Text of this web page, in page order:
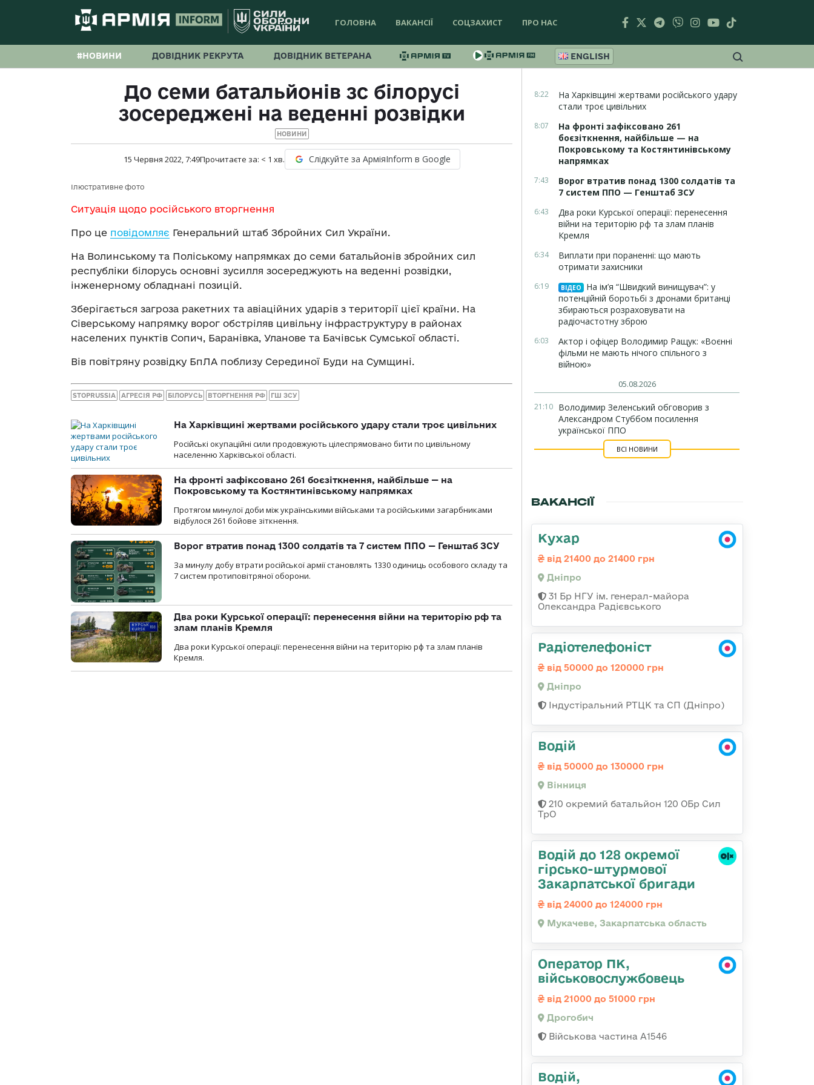
ГОЛОВНА ВАКАНСІЇ СОЦЗАХИСТ ПРО НАС
#НОВИНИ ДОВІДНИК РЕКРУТА ДОВІДНИК ВЕТЕРАНА ENGLISH
До семи батальйонів зс білорусі
зосереджені на веденні розвідки
НОВИНИ
15 Червня 2022, 7:49Прочитаєте за: < 1 хв. Слідкуйте за АрміяInform в Google
Ілюстративне фото
Ситуація щодо російського вторгнення
Про це повідомляє Генеральний штаб Збройних Сил України.
На Волинському та Поліському напрямках до семи батальйонів збройних сил
республіки білорусь основні зусилля зосереджують на веденні розвідки,
інженерному обладнані позицій.
Зберігається загроза ракетних та авіаційних ударів з території цієї країни. На
Сіверському напрямку ворог обстріляв цивільну інфраструктуру в районах
населених пунктів Сопич, Баранівка, Уланове та Бачівськ Сумської області.
Вів повітряну розвідку БпЛА поблизу Серединої Буди на Сумщині.
STOPRUSSIA АГРЕСІЯ РФ БІЛОРУСЬ ВТОРГНЕННЯ РФ ГШ ЗСУ
На Харківщині жертвами російського удару стали троє цивільних
Російські окупаційні сили продовжують цілеспрямовано бити по цивільному
населенню Харківської області.
На фронті зафіксовано 261 боєзіткнення, найбільше — на
Покровському та Костянтинівському напрямках
Протягом минулої доби між українськими військами та російськими загарбниками
відбулося 261 бойове зіткнення.
Ворог втратив понад 1300 солдатів та 7 систем ППО — Генштаб ЗСУ
За минулу добу втрати російської армії становлять 1330 одиниць особового складу та
7 систем протиповітряної оборони.
Два роки Курської операції: перенесення війни на територію рф та
злам планів Кремля
Два роки Курської операції: перенесення війни на територію рф та злам планів
Кремля.
8:22
На Харківщині жертвами російського удару
стали троє цивільних
8:07
На фронті зафіксовано 261
боєзіткнення, найбільше — на
Покровському та Костянтинівському
напрямках
7:43
Ворог втратив понад 1300 солдатів та
7 систем ППО — Генштаб ЗСУ
6:43
Два роки Курської операції: перенесення
війни на територію рф та злам планів
Кремля
6:34
Виплати при пораненні: що мають
отримати захисники
6:19 ВІДЕО
На ім’я “Швидкий винищувач”: у
потенційній боротьбі з дронами британці
збираються розраховувати на
радіочастотну зброю
6:03
Актор і офіцер Володимир Ращук: «Воєнні
фільми не мають нічого спільного з
війною»
05.08.2026
21:10 Володимир Зеленський обговорив з
Александром Стуббом посилення
української ППО
ВСІ НОВИНИ
ВАКАНСІЇ
Кухар
від 21400 до 21400 грн
Дніпро
31 Бр НГУ ім. генерал-майора
Олександра Радієвського
Радіотелефоніст
від 50000 до 120000 грн
Дніпро
Індустіральний РТЦК та СП (Дніпро)
Водій
від 50000 до 130000 грн
Вінниця
210 окремий батальйон 120 ОБр Сил
ТрО
Водій до 128 окремої
гірсько-штурмової
Закарпатської бригади
від 24000 до 124000 грн
Мукачеве, Закарпатська область
Оператор ПК,
військовослужбовець
від 21000 до 51000 грн
Дрогобич
Військова частина А1546
Водій,